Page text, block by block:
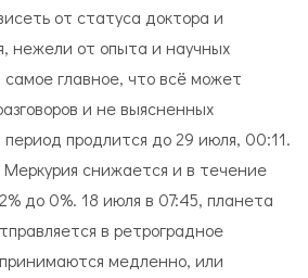
от статуса доктора и
нежели от опыта и научных
главное, что всё может
и не выясненных
период продлится до 29 июля, 00:11.
Меркурия снижается и в течение
до 0%. 18 июля в 07:45, планета
в ретроградное
медленно, или